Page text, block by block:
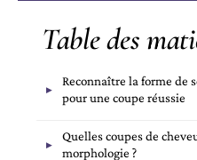
Table des
Reconnaître la forme de
pour une coupe réussie
Quelles coupes de
morphologie ?